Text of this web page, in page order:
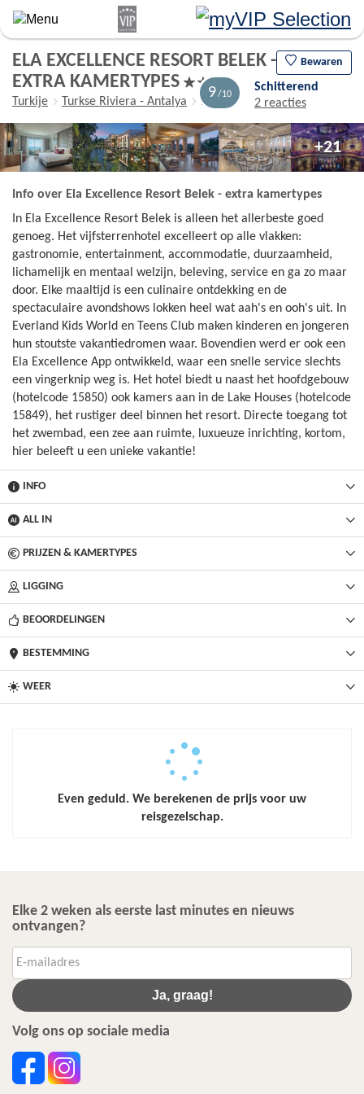
Overslaan
en
algemene
inhoud
ELA EXCELLENCE RESORT BELEK -
EXTRA KAMERTYPES
Bewaren
Turkije Turkse Riviera - Antalya Belek
9
Schitterend
2 reacties
+21
Info over Ela Excellence Resort Belek - extra kamertypes
In Ela Excellence Resort Belek is alleen het allerbeste goed
genoeg. Het vijfsterrenhotel excelleert op alle vlakken:
gastronomie, entertainment, accommodatie, duurzaamheid,
lichamelijk en mentaal welzijn, beleving, service en ga zo maar
door. Elke maaltijd is een culinaire ontdekking en de
spectaculaire avondshows lokken heel wat aah's en ooh's uit. In
Everland Kids World en Teens Club maken kinderen en jongeren
hun stoutste vakantiedromen waar. Bovendien werd er ook een
Ela Excellence App ontwikkeld, waar een snelle service slechts
een vingerknip weg is. Het hotel biedt u naast het hoofdgebouw
(hotelcode 15850) ook kamers aan in de Lake Houses (hotelcode
15849), het rustiger deel binnen het resort. Directe toegang tot
het zwembad, een zee aan ruimte, luxueuze inrichting, kortom,
hier beleeft u een unieke vakantie!
INFO
ALL IN
PRIJZEN & KAMERTYPES
LIGGING
BEOORDELINGEN
BESTEMMING
WEER
Even geduld. We berekenen de prijs voor uw
reisgezelschap.
Elke 2 weken als eerste last minutes en nieuws
ontvangen?
Ja, graag!
Volg ons op sociale media